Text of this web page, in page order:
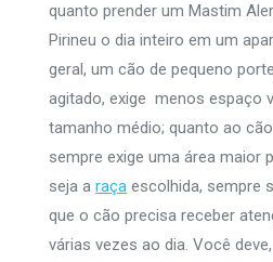
quanto prender um Mastim
Pirineu o dia inteiro em um
geral, um cão de pequeno
agitado, exige menos espaço
tamanho médio; quanto ao
sempre exige uma área maior
seja a raça escolhida, sempre
que o cão precisa receber
várias vezes ao dia. Você